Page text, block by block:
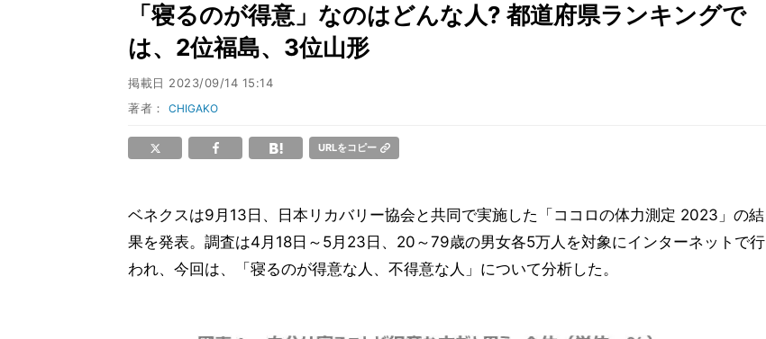
「寝るのが得意」なのはどんな人? 都道府県ランキングで
は、2位福島、3位山形
掲載日 2023/09/14 15:14
著者：CHIGAKO
URLをコピー
ベネクスは9月13日、日本リカバリー協会と共同で実施した「ココロの体力測定 2023」の結
果を発表。調査は4月18日～5月23日、20～79歳の男女各5万人を対象にインターネットで行
われ、今回は、「寝るのが得意な人、不得意な人」について分析した。